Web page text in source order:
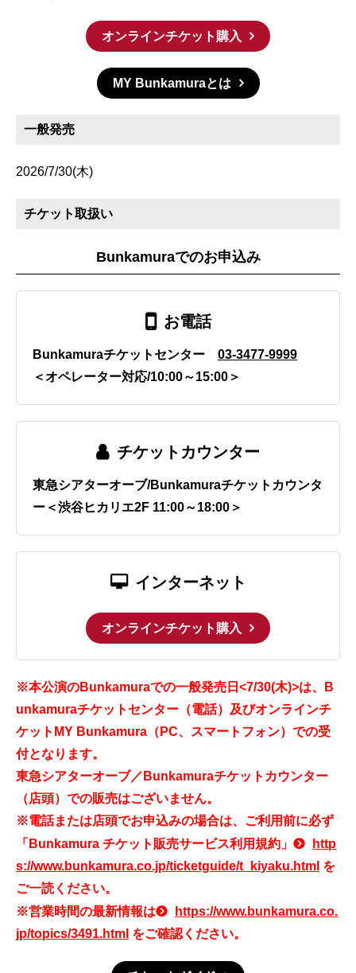
オンラインチケット購入
MY Bunkamuraとは
一般発売
2026/7/30(木)
チケット取扱い
Bunkamuraでのお申込み
お電話
Bunkamuraチケットセンター 03-3477-9999
＜オペレーター対応/10:00～15:00＞
チケットカウンター
東急シアターオーブ/Bunkamuraチケットカウンタ
ー＜渋谷ヒカリエ2F 11:00～18:00＞
インターネット
オンラインチケット購入
※本公演のBunkamuraでの一般発売日<7/30(木)>は、B
unkamuraチケットセンター（電話）及びオンラインチ
ケットMY Bunkamura（PC、スマートフォン）での受
付となります。
東急シアターオーブ／Bunkamuraチケットカウンター
（店頭）での販売はございません。
※電話または店頭でお申込みの場合は、ご利用前に必ず
「Bunkamura チケット販売サービス利用規約」
http
s://www.bunkamura.co.jp/ticketguide/t_kiyaku.html を
ご一読ください。
※営業時間の最新情報は
https://www.bunkamura.co.
jp/topics/3491.html をご確認ください。